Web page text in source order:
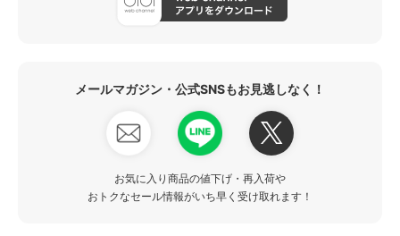
メールマガジン・公式SNSもお見逃しなく！
お気に入り商品の値下げ・再入荷や
おトクなセール情報がいち早く受け取れます！